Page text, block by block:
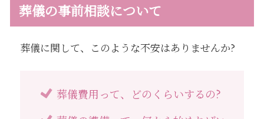
葬儀の事前相談について
葬儀に関して、このような不安はありませんか?
葬儀費用って、どのくらいするの?